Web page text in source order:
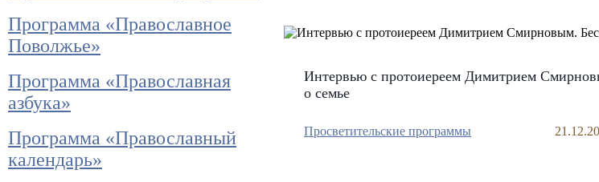
Программа «Православное
Поволжье»
Программа «Православная
азбука»
Программа «Православный
календарь»
Интервью с протоиереем Димитрием
о семье
Просветительские программы